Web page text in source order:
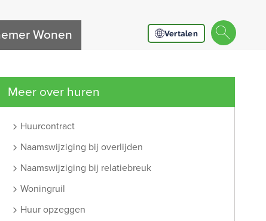
Wonen Vertalen
Meer over huren
Huurcontract
Naamswijziging bij overlijden
Naamswijziging bij relatiebreuk
Woningruil
Huur opzeggen